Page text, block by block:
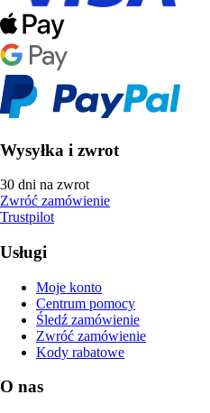
Wysyłka i zwrot
30 dni na zwrot
Zwróć zamówienie
Trustpilot
Usługi
Moje konto
Centrum pomocy
Śledź zamówienie
Zwróć zamówienie
Kody rabatowe
O nas